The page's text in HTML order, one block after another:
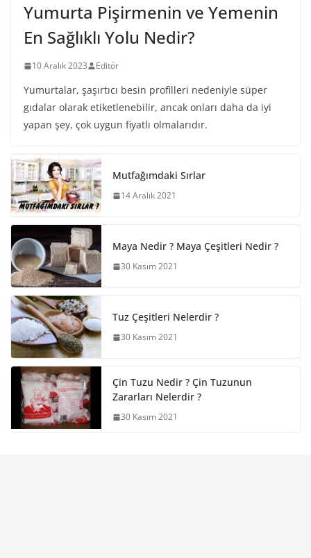
Yumurta Pişirmenin ve Yemenin
En Sağlıklı Yolu Nedir?
10 Aralık 2023 Editör
Yumurtalar, şaşırtıcı besin profilleri nedeniyle süper
gıdalar olarak etiketlenebilir, ancak onları daha da iyi
yapan şey, çok uygun fiyatlı olmalarıdır.
Mutfağımdaki Sırlar
14 Aralık 2021
Maya Nedir ? Maya Çeşitleri Nedir ?
30 Kasım 2021
Tuz Çeşitleri Nelerdir ?
30 Kasım 2021
Çin Tuzu Nedir ? Çin Tuzunun
Zararları Nelerdir ?
30 Kasım 2021